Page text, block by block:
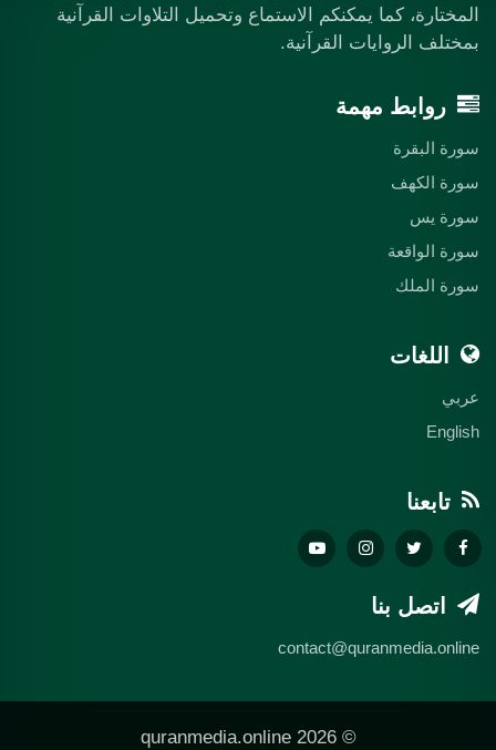
المختارة، كما يمكنكم الاستماع وتحميل التلاوات القرآنية
بمختلف الروايات القرآنية.
روابط مهمة
سورة البقرة
سورة الكهف
سورة يس
سورة الواقعة
سورة الملك
اللغات
عربي
English
تابعنا
اتصل بنا
contact@quranmedia.online
© 2026 quranmedia.online